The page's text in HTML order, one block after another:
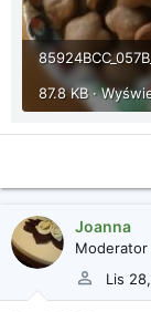
87.8 KB ·
Joanna
Moderator
Lis